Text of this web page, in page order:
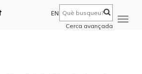
EN
Cerca avançada